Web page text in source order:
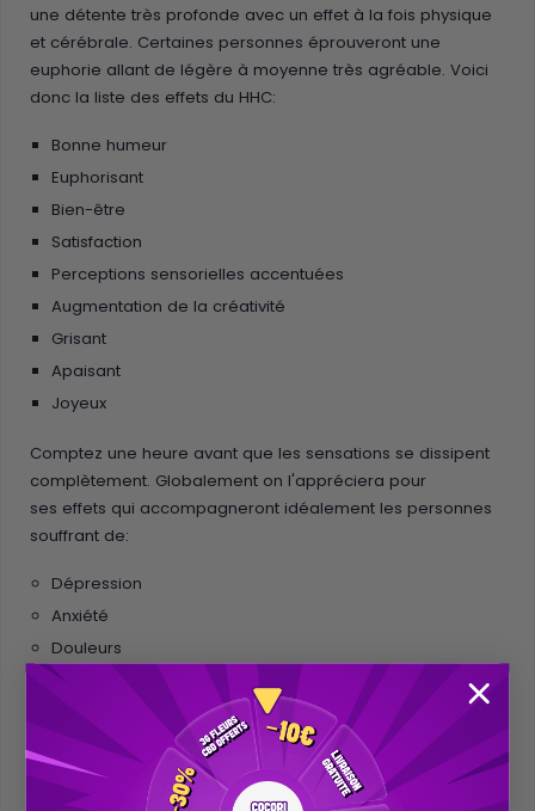
une détente très profonde avec un effet à la fois physique
et cérébrale. Certaines personnes éprouveront une
euphorie allant de légère à moyenne très agréable. Voici
donc la liste des effets du HHC:
Bonne humeur
Euphorisant
Bien-être
Satisfaction
Perceptions sensorielles accentuées
Augmentation de la créativité
Grisant
Apaisant
Joyeux
Comptez une heure avant que les sensations se dissipent
complètement. Globalement on l'appréciera pour
ses effets qui accompagneront idéalement les personnes
souffrant de:
Dépression
Anxiété
Douleurs
Problèmes de sommeil